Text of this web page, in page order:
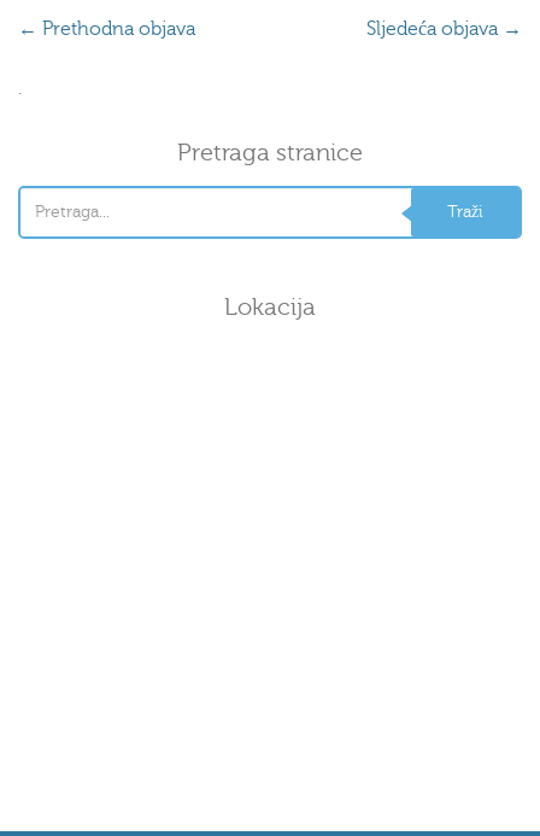
← Prethodna objava Sljedeća objava →
.
Pretraga stranice
Lokacija